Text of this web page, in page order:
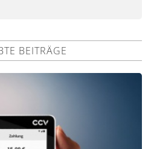
BEITRÄGE